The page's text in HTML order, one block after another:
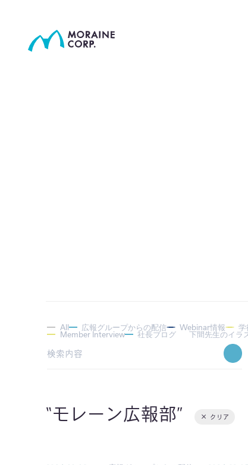
All 広報グループからの配信 Webinar情報 学
Member Interview 社長ブログ 下間先生のイラ
モレーン広報部 クリア